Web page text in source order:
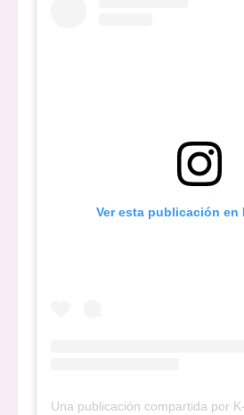
Ver esta publicación en